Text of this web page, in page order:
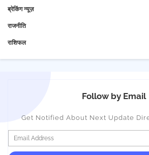
ब्रेकिंग न्यूज़
राजनीति
राशिफल
Follow by Email
Get Notified About Next Update